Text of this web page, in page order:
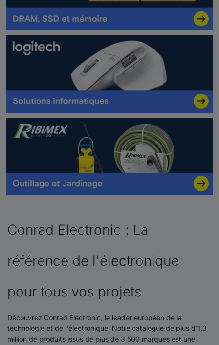
Conrad Electronic : La
référence de l'électronique
pour tous vos projets
Découvrez Conrad Electronic, le leader européen de la
technologie et de l'électronique. Notre catalogue de plus d'1,3
million de produits issus de plus de 3 500 marques est une